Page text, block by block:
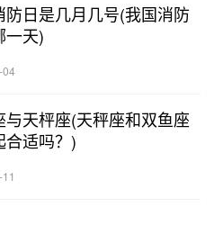
防日是几月几号(我国消防
一天)
与天枰座(天秤座和双鱼座
合适吗？)